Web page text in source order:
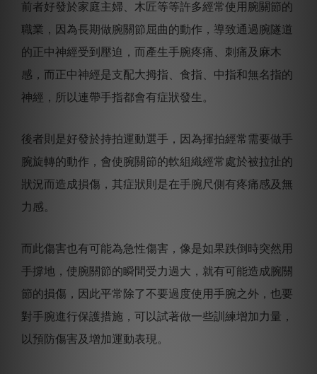
前者好發於家庭主婦、木匠等等許多經常使用腕關節的
職業，因為長期做腕關節屈曲的動作，導致通過腕隧道
的正中神經受到壓迫，而產生手腕疼痛、刺痛及麻木
感，而正中神經是支配大拇指、食指、中指和無名指的
神經，所以連帶手指都會有症狀發生。
後者則是好發於持拍運動選手，因為揮拍經常需要做手
腕旋轉的動作，會使腕關節的軟組織經常處於被拉扯的
狀況而造成損傷，其症狀則是在手腕尺側有疼痛感及無
力感。
而此傷害也有可能為急性傷害，像是如果跌倒時突然用
手撐地，使腕關節的瞬間受力過大，就有可能造成腕關
節的損傷，因此平常除了不要過度使用手腕之外，也要
對手腕進行保護措施，可以試著做一些訓練增加力量，
以預防傷害及增加運動表現。